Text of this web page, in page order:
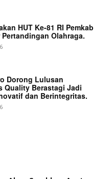
HUT Ke-81 RI Pemkab
Pertandingan Olahraga.
Dorong Lulusan
Quality Berastagi Jadi
dan Berintegritas.